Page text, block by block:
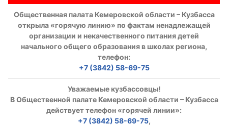
Общественная палата Кемеровской области – Кузбасса
открыла «горячую линию» по фактам ненадлежащей
организации и некачественного питания детей
начального общего образования в школах региона,
телефон:
+7 (3842) 58-69-75
Уважаемые кузбассовцы!
В Общественной палате Кемеровской области – Кузбасса
действует телефон «горячей линии»:
+7 (3842) 58-69-75,